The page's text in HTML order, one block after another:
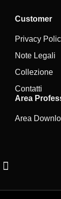
Customer
Privacy
Note Legali
Collezione
Contatti
Area
Area